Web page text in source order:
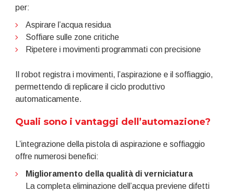
per:
Aspirare l’acqua residua
Soffiare sulle zone critiche
Ripetere i movimenti programmati con precisione
Il robot registra i movimenti, l’aspirazione e il soffiaggio,
permettendo di replicare il ciclo produttivo
automaticamente.
Quali sono i vantaggi dell’automazione?
L’integrazione della pistola di aspirazione e soffiaggio
offre numerosi benefici:
Miglioramento della qualità di verniciatura
La completa eliminazione dell’acqua previene difetti